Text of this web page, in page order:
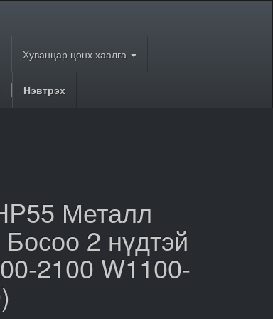
Хуванцар цонх хаалга
Нэвтрэх
Металл
2 нүдтэй
2100 W1100-